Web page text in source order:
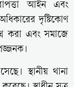
আইন এবং
দৃষ্টিকোণ
করা এবং সমাজে
স্থানীয় থানা